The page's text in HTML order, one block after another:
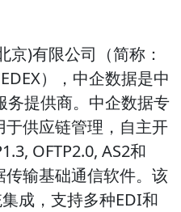
京)有限公司（简称：
），中企数据是中
务提供商。中企数据专
供应链管理，自主开
OFTP2.0, AS2和
输基础通信软件。该
成，支持多种EDI和